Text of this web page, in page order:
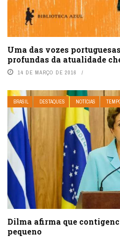
Uma das vozes
profundas da atualidade
14 DE MARÇO DE 2016
BRASIL DESTAQUES NOTÍCIAS
Dilma afirma que
pequeno